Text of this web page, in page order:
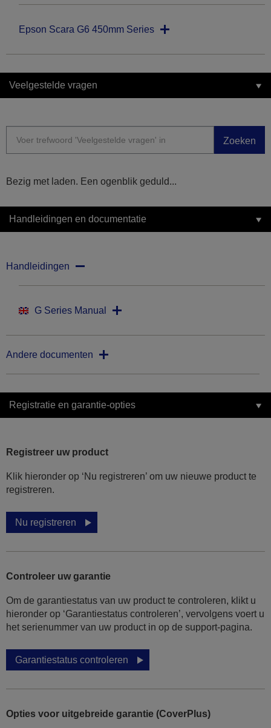
Epson Scara G6 450mm Series
Veelgestelde vragen
Zoeken
Bezig met laden. Een ogenblik geduld...
Handleidingen en documentatie
Handleidingen
G Series Manual
Andere documenten
Registratie en garantie-opties
Registreer uw product
Klik hieronder op ‘Nu registreren’ om uw nieuwe product te
registreren.
Nu registreren
Controleer uw garantie
Om de garantiestatus van uw product te controleren, klikt u
hieronder op ‘Garantiestatus controleren’, vervolgens voert u
het serienummer van uw product in op de support-pagina.
Garantiestatus controleren
Opties voor uitgebreide garantie (CoverPlus)